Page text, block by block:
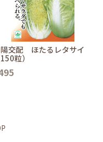
交配 ほたるレタサイ
150粒）